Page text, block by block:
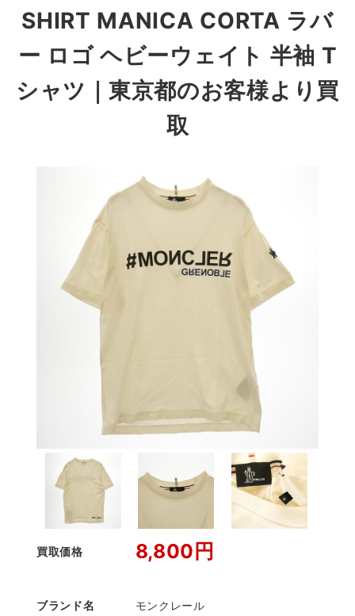
SHIRT MANICA CORTA ラバ
ー ロゴ ヘビーウェイト 半袖 T
シャツ ｜東京都のお客様より買
取
買取価格 8,800円
ブランド名 モンクレール